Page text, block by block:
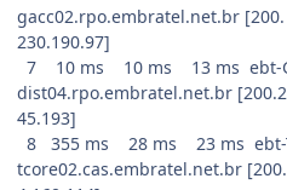
gacc02.rpo.embratel.net.br [200.
230.190.97]
7 10 ms 10 ms 13 ms ebt-
dist04.rpo.embratel.net.br
45.193]
8 355 ms 28 ms 23 ms ebt-
tcore02.cas.embratel.net.br